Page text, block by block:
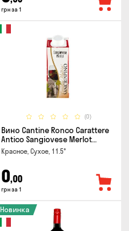
грн за 1
(0)
Вино Cantine Ronco Carattere
Antico Sangiovese Merlot
Rubicone IGT 0.25л
Красное, Сухое, 11.5°
0,00
грн за 1
Новинка